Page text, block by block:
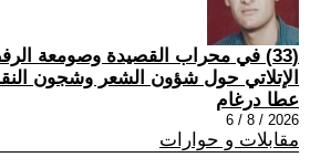
(33) في محراب القصيدة وصومعة
الإتلاتي حول شؤون الشعر وشجون النقد(7-
عطا درغام
2026 / 8 / 6
مقابلات و حوارات